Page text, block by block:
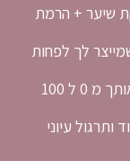
שיער + הרמת
לך לפחות
תוכנית הכשרה ברמה הכי מקצועית שתיקח אותך מ 0 ל 100
ותרגול עיוני